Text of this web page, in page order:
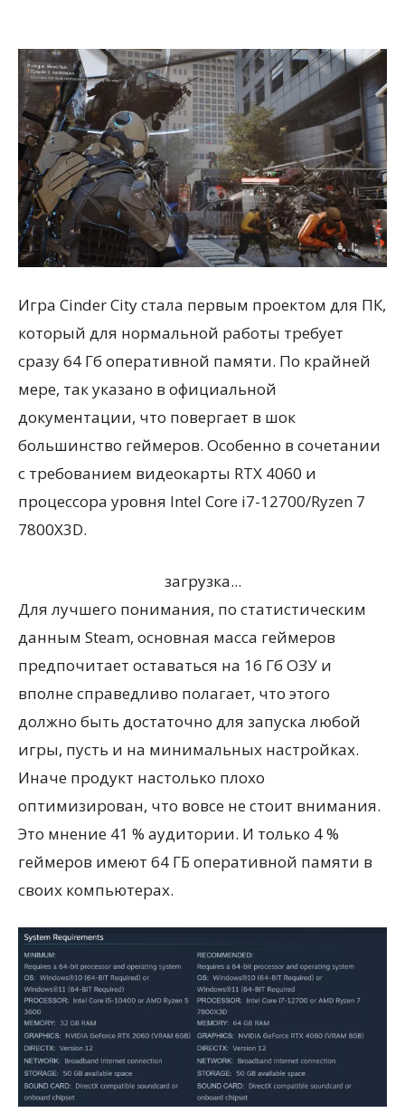
Игра Cinder City стала первым проектом для ПК,
который для нормальной работы требует
сразу 64 Гб оперативной памяти. По крайней
мере, так указано в официальной
документации, что повергает в шок
большинство геймеров. Особенно в сочетании
с требованием видеокарты RTX 4060 и
процессора уровня Intel Core i7-12700/Ryzen 7
7800X3D.
загрузка...
Для лучшего понимания, по статистическим
данным Steam, основная масса геймеров
предпочитает оставаться на 16 Гб ОЗУ и
вполне справедливо полагает, что этого
должно быть достаточно для запуска любой
игры, пусть и на минимальных настройках.
Иначе продукт настолько плохо
оптимизирован, что вовсе не стоит внимания.
Это мнение 41 % аудитории. И только 4 %
геймеров имеют 64 ГБ оперативной памяти в
своих компьютерах.